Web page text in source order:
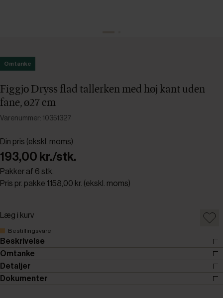
Omtanke
Figgjo Dryss flad tallerken med høj kant uden
fane, ø27 cm
Varenummer: 10351327
Din pris (ekskl. moms)
193,00 kr./stk.
Pakker af 6 stk.
Pris pr. pakke 1.158,00 kr. (ekskl. moms)
Læg i kurv
Bestillingsvare
Beskrivelse
Omtanke
Detaljer
Dokumenter